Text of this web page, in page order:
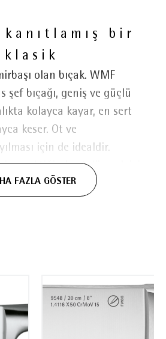
bir
klasik
olan bıçak. WMF
şef bıçağı, geniş ve güçlü
kolayca kayar, en sert
keser. Ot ve
için de idealdir.
gerektiğinde et dövmek için
WMF'nin Performance Cut
koleksiyonu, yemeklerin
hazırlanması için her
mutfak bıçaklarıyla
FAZLA GÖSTER